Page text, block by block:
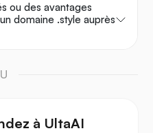
ou des avantages
domaine .style auprès
à UltaAI